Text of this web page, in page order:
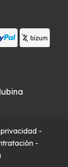
-
-